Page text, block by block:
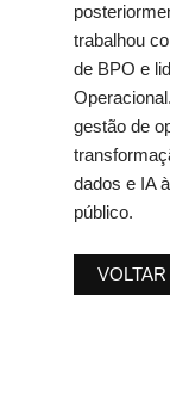
trabalhou
de BPO e
gestão de
dados e IA
público.
VOLTAR